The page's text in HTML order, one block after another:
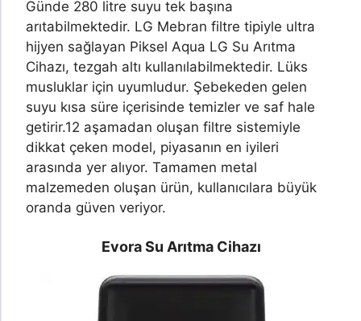
Günde 280 litre suyu tek başına
arıtabilmektedir. LG Mebran filtre tipiyle ultra
hijyen sağlayan Piksel Aqua LG Su Arıtma
Cihazı, tezgah altı kullanılabilmektedir. Lüks
musluklar için uyumludur. Şebekeden gelen
suyu kısa süre içerisinde temizler ve saf hale
getirir.12 aşamadan oluşan filtre sistemiyle
dikkat çeken model, piyasanın en iyileri
arasında yer alıyor. Tamamen metal
malzemeden oluşan ürün, kullanıcılara büyük
oranda güven veriyor.
Evora Su Arıtma Cihazı